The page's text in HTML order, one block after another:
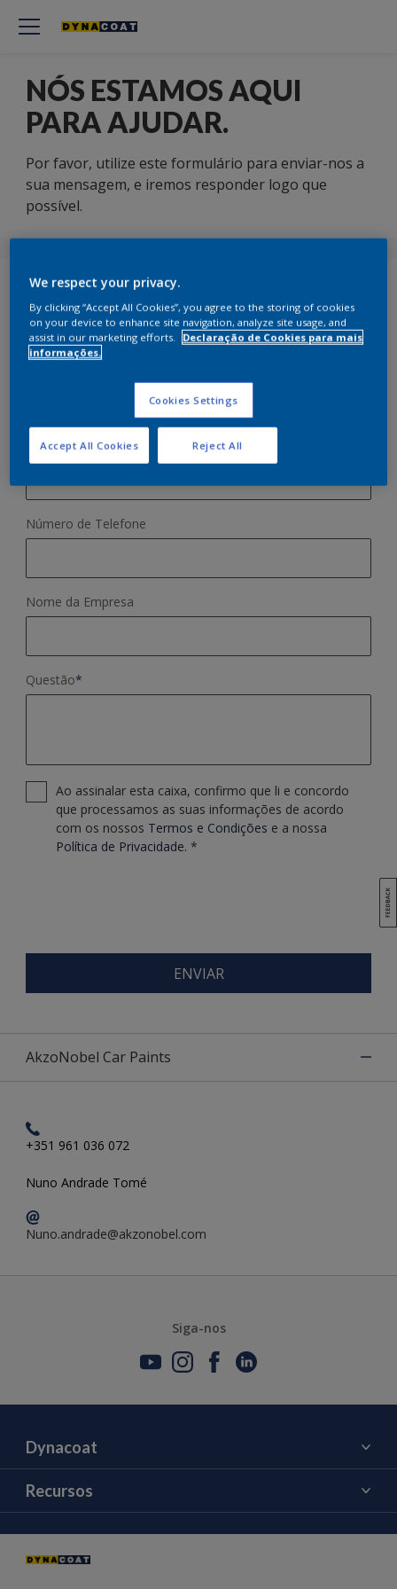
NÓS ESTAMOS AQUI
PARA AJUDAR.
Por favor, utilize este formulário para enviar-nos a
sua mensagem, e iremos responder logo que
possível.
Primeiro Nome*
Endereço de E-mail*
Número de Telefone
Nome da Empresa
Questão*
Ao assinalar esta caixa, confirmo que li e concordo
que processamos as suas informações de acordo
com os nossos Termos e Condições e a nossa
Política de Privacidade. *
ENVIAR
AkzoNobel Car Paints
+351 961 036 072
Nuno Andrade Tomé
Nuno.andrade@akzonobel.com
Siga-nos
Dynacoat
Sobre nós
Contacte-nos
Notícias e Eventos
Recursos
We respect your privacy.
By clicking “Accept All Cookies”, you agree to the storing of cookies
on your device to enhance site navigation, analyze site usage, and
assist in our marketing efforts.
Declaração de Cookies para mais
informações.
Cookies Settings
Reject All
Accept All Cookies